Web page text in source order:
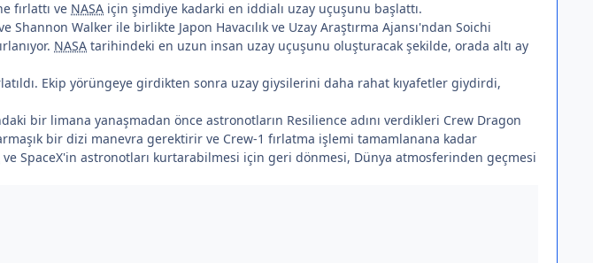
fırlattı ve NASA için şimdiye kadarki en iddialı uzay uçuşunu başlattı.
Shannon Walker ile birlikte Japon Havacılık ve Uzay Araştırma Ajansı'ndan Soichi
NASA tarihindeki en uzun insan uzay uçuşunu oluşturacak şekilde, orada altı ay
Ekip yörüngeye girdikten sonra uzay giysilerini daha rahat kıyafetler giydirdi,
bir limana yanaşmadan önce astronotların Resilience adını verdikleri Crew Dragon
bir dizi manevra gerektirir ve Crew-1 fırlatma işlemi tamamlanana kadar
ve SpaceX'in astronotları kurtarabilmesi için geri dönmesi, Dünya atmosferinden geçmesi